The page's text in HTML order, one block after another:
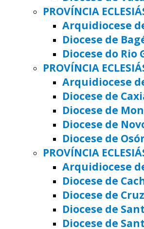
PROVÍNCIA
Arquidiocese
Diocese de
Diocese do Rio
PROVÍNCIA
Arquidiocese
Diocese de
Diocese de
Diocese de
Diocese de
PROVÍNCIA
Arquidiocese
Diocese de
Diocese de
Diocese de
Diocese de